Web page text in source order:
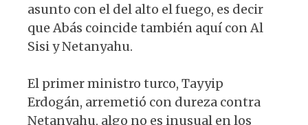
asunto con el del alto el fuego, es decir
que Abás coincide también aquí con Al
Sisi y Netanyahu.
El primer ministro turco, Tayyip
Erdogán, arremetió con dureza contra
Netanyahu, algo no es inusual en los